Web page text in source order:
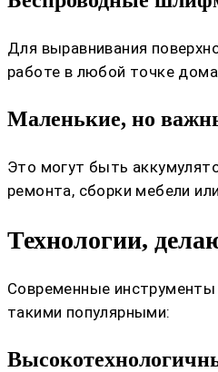
Для выравнивания
работе в любой точке
Маленькие, но
Это могут быть
ремонта, сборки мебели
Технологии,
Современные
такими популярными: